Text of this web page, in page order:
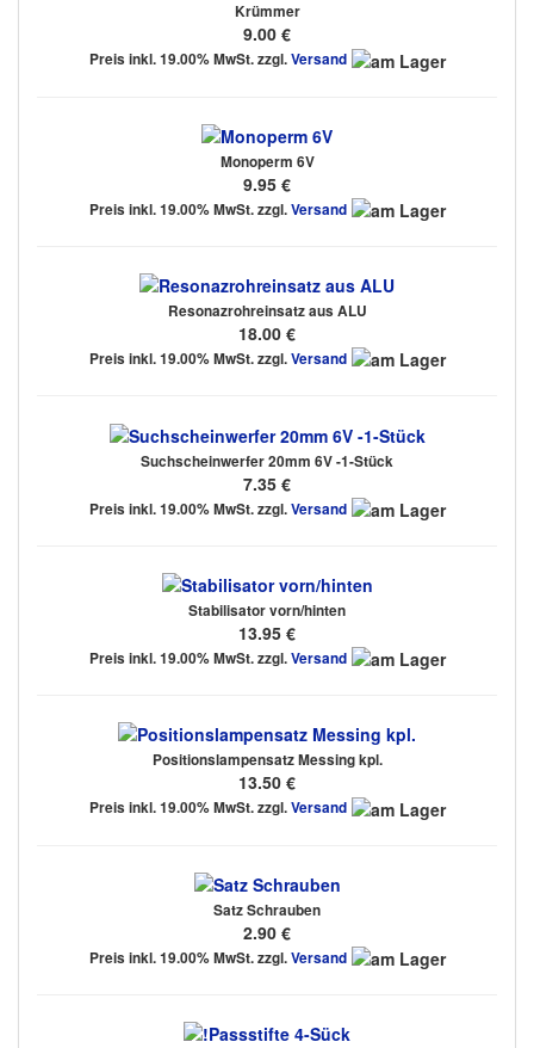
Krümmer
9.00 €
Preis inkl. 19.00% MwSt. zzgl.Versand
Monoperm 6V
9.95 €
Preis inkl. 19.00% MwSt. zzgl.Versand
Resonazrohreinsatz aus ALU
18.00 €
Preis inkl. 19.00% MwSt. zzgl.Versand
Suchscheinwerfer 20mm 6V -1-Stück
7.35 €
Preis inkl. 19.00% MwSt. zzgl.Versand
Stabilisator vorn/hinten
13.95 €
Preis inkl. 19.00% MwSt. zzgl.Versand
Positionslampensatz Messing kpl.
13.50 €
Preis inkl. 19.00% MwSt. zzgl.Versand
Satz Schrauben
2.90 €
Preis inkl. 19.00% MwSt. zzgl.Versand